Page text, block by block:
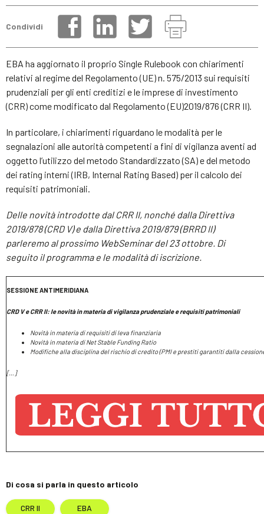
Condividi
EBA ha aggiornato il proprio Single Rulebook con chiarimenti
relativi al regime del Regolamento (UE) n. 575/2013 sui requisiti
prudenziali per gli enti creditizi e le imprese di investimento
(CRR) come modificato dal Regolamento (EU)2019/876 (CRR II).
In particolare, i chiarimenti riguardano le modalità per le
segnalazioni alle autorità competenti a fini di vigilanza aventi ad
oggetto l’utilizzo del metodo Standardizzato (SA) e del metodo
dei rating interni (IRB, Internal Rating Based) per il calcolo dei
requisiti patrimoniali.
Delle novità introdotte dal CRR II, nonché dalla Direttiva
2019/878 (CRD V) e dalla Direttiva 2019/879 (BRRD II)
parleremo al prossimo WebSeminar del 23 ottobre. Di
seguito il programma e le modalità di iscrizione.
SESSIONE ANTIMERIDIANA
CRD V e CRR II: le novità in materia di vigilanza prudenziale e requisiti patrimoniali
Novità in materia di requisiti di leva finanziaria
Novità in materia di Net Stable Funding Ratio
Modifiche alla disciplina del rischio di credito (PMI e prestiti garantiti dalla
[…]
Di cosa si parla in questo articolo
CRR II EBA